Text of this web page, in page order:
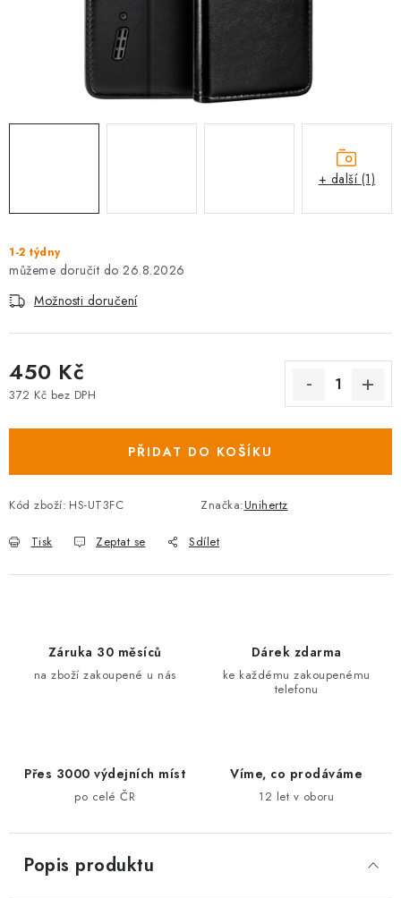
1-2 týdny
26.8.2026
Možnosti doručení
450 Kč
372 Kč bez DPH
PŘIDAT DO KOŠÍKU
Kód zboží: HS-UT3FC Značka:Unihertz
Tisk Zeptat se Sdílet
+ další (1)
Záruka 30 měsíců
na zboží zakoupené u nás
Dárek zdarma
ke každému zakoupenému
telefonu
Přes 3000 výdejních míst
po celé ČR
Víme, co prodáváme
12 let v oboru
Popis produktu